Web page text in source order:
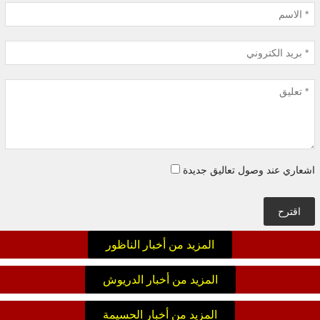
اشعاري عند وصول تعاليق جديدة
اقترح
المزيد من أخبار الناظور
المزيد من أخبار الدريوش
المزيد من أخبار الحسيمة